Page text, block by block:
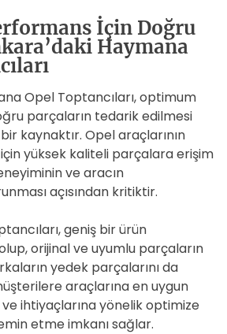
İçin Doğru
Haymana
Opel Toptancıları, optimum
parçaların tedarik edilmesi
kaynaktır. Opel araçlarının
için yüksek kaliteli parçalara erişim
ve aracın
açısından kritiktir.
geniş bir ürün
orijinal ve uyumlu parçaların
yedek parçalarını da
araçlarına en uygun
ihtiyaçlarına yönelik optimize
etme imkanı sağlar.